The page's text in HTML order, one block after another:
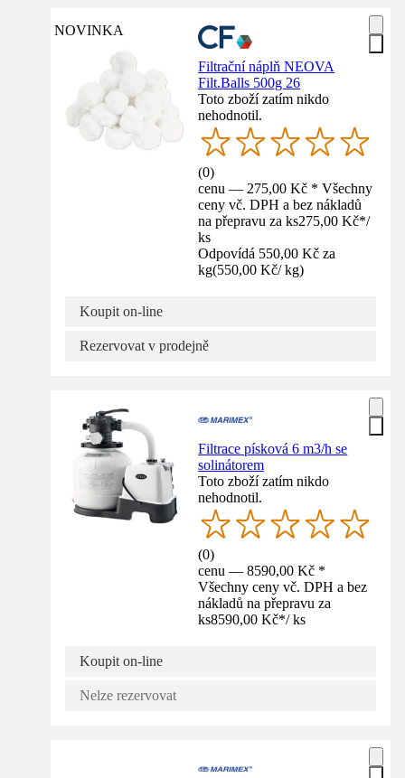
NOVINKA
Filtrační náplň NEOVA
Filt.Balls 500g 26
Toto zboží zatím nikdo
nehodnotil.
(0)
cenu — 275,00 Kč * Všechny
ceny vč. DPH a bez nákladů
na přepravu za ks275,00 Kč*/
ks
Odpovídá 550,00 Kč za
kg(550,00 Kč/ kg)
Koupit on-line
Rezervovat v prodejně
Filtrace písková 6 m3/h se
solinátorem
Toto zboží zatím nikdo
nehodnotil.
(0)
cenu — 8590,00 Kč *
Všechny ceny vč. DPH a bez
nákladů na přepravu za
ks8590,00 Kč*/ ks
Koupit on-line
Nelze rezervovat